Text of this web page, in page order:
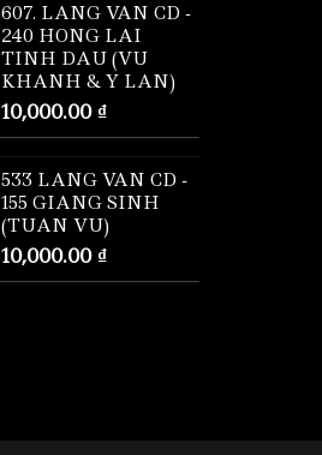
607. LANG VAN CD -
240 HONG LAI
TINH DAU (VU
KHANH & Y LAN)
10,000.00 ₫
533 LANG VAN CD -
155 GIANG SINH
(TUAN VU)
10,000.00 ₫